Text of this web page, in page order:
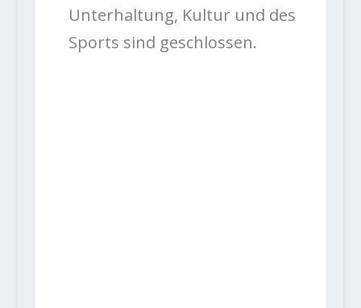
Unterhaltung, Kultur und des
Sports sind geschlossen.